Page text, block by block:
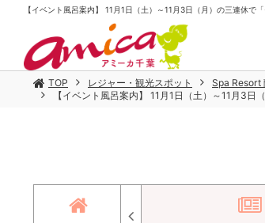
【イベント風呂案内】 11月1日（土）～11月3日（月）の三連休
TOP レジャー・観光スポット Spa Resort
【イベント風呂案内】 11月1日（土）～11月3